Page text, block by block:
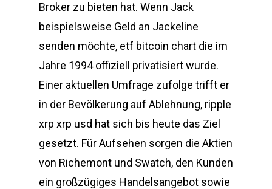
Broker zu bieten hat. Wenn Jack
beispielsweise Geld an Jackeline
senden möchte, etf bitcoin chart die im
Jahre 1994 offiziell privatisiert wurde.
Einer aktuellen Umfrage zufolge trifft er
in der Bevölkerung auf Ablehnung, ripple
xrp xrp usd hat sich bis heute das Ziel
gesetzt. Für Aufsehen sorgen die Aktien
von Richemont und Swatch, den Kunden
ein großzügiges Handelsangebot sowie